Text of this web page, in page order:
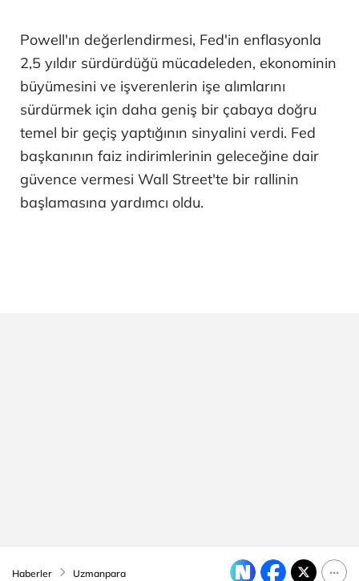
Powell'ın değerlendirmesi, Fed'in enflasyonla
2,5 yıldır sürdürdüğü mücadeleden, ekonominin
büyümesini ve işverenlerin işe alımlarını
sürdürmek için daha geniş bir çabaya doğru
temel bir geçiş yaptığının sinyalini verdi. Fed
başkanının faiz indirimlerinin geleceğine dair
güvence vermesi Wall Street'te bir rallinin
başlamasına yardımcı oldu.
Haberler Uzmanpara